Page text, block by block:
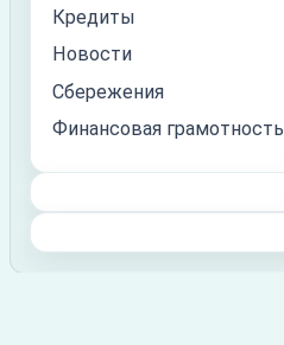
Кредиты
Новости
Сбережения
Финансовая грамотность